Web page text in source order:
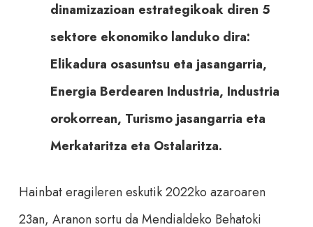
dinamizazioan estrategikoak diren 5
sektore ekonomiko landuko dira:
Elikadura osasuntsu eta jasangarria,
Energia Berdearen Industria, Industria
orokorrean, Turismo jasangarria eta
Merkataritza eta Ostalaritza.
Hainbat eragileren eskutik 2022ko azaroaren
23an, Aranon sortu da Mendialdeko Behatoki